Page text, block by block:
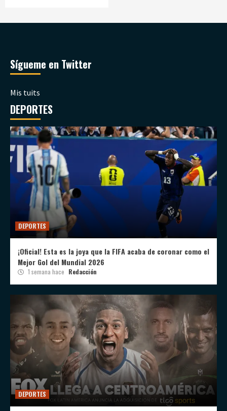
Sígueme en Twitter
Mis tuits
DEPORTES
DEPORTES
¡Oficial! Esta es la joya que la FIFA acaba de coronar como el
Mejor Gol del Mundial 2026
1 semana hace Redacción
DEPORTES